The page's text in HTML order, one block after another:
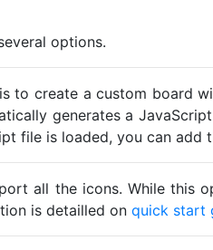
options.
is to create a custom board
generates a
file is loaded, you can add
all the icons. While this
is detailled on quick start